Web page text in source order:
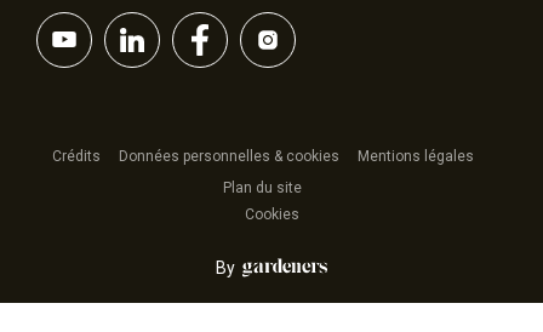
Crédits Données personnelles & cookies
Mentions légales
Plan du site
Cookies
By